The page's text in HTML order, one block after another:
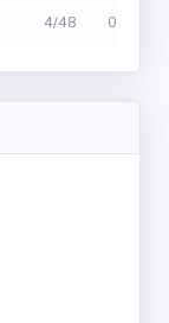
4/48 0